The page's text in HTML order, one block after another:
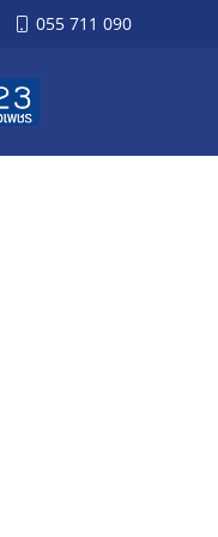
055 711 090